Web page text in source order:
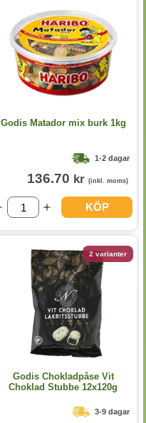
Godis Matador mix burk 1kg
1-2 dagar
136.70 kr (inkl. moms)
KÖP
2 varianter
Godis Chokladpåse Vit
Choklad Stubbe 12x120g
3-9 dagar